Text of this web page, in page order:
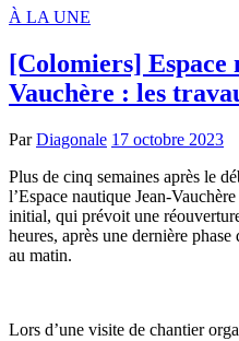
À LA UNE
[Colomiers] Espace
Vauchère : les
Par Diagonale 17 octobre 2023
Plus de cinq semaines après le
l’Espace nautique Jean-
initial, qui prévoit une
heures, après une dernière
au matin.
Lors d’une visite de chantier